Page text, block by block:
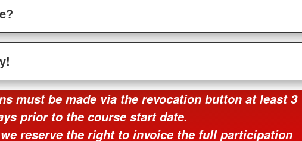
must be made via the revocation button at least 3
prior to the course start date.
reserve the right to invoice the full participation